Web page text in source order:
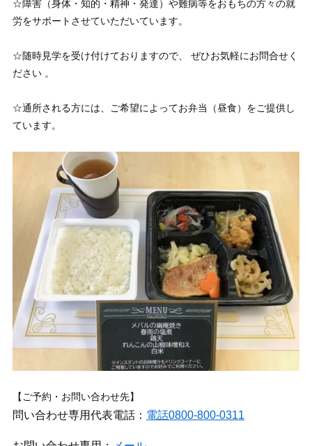
☆障害（身体・知的・精神・発達）や難病等をおもちの方々の就
労をサポートさせていただいています。
☆随時見学を受け付けておりますので、 ぜひお気軽にお問合せく
ださい 。
☆通所される方には、ご希望によってお弁当（昼食）をご提供し
ています。
【ご予約・お問い合わせ先】
問い合わせ専用代表電話： 電話0800-800-0311